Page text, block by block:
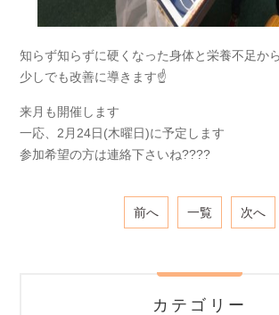
知らず知らずに硬くなった身体と栄養不足か
少しでも改善に導きます☝️
来月も開催します
一応、2月24日(木曜日)に予定します
参加希望の方は連絡下さいね????
前へ 一覧 次へ
カテゴリー